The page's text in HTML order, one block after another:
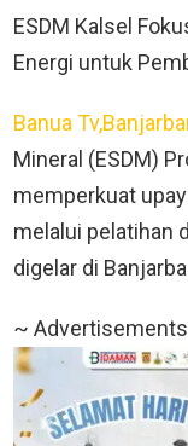
ESDM Kalsel
Energi untuk
Banua
Mineral (ESDM)
memperkuat
melalui pelatihan
digelar di
~